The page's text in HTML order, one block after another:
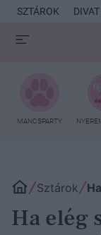
SZTÁROK DIVAT
MANCSPARTY
Sztárok
Ha elég